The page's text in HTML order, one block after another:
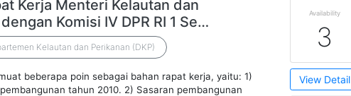
Kerja Menteri Kelautan dan
Komisi IV DPR RI 1 Se…
Kelautan dan Perikanan (DKP)
beberapa poin sebagai bahan rapat kerja, yaitu: 1)
tahun 2010. 2) Sasaran pembangunan
Availability
3
View Detail